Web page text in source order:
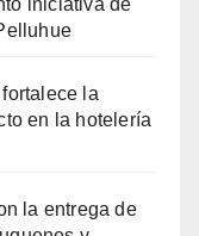
iniciativa de
la
en la hotelería
la entrega de